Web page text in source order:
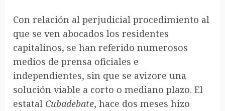
Con relación al perjudicial procedimiento al
que se ven abocados los residentes
capitalinos, se han referido numerosos
medios de prensa oficiales e
independientes, sin que se avizore una
solución viable a corto o mediano plazo. El
estatal Cubadebate, hace dos meses hizo